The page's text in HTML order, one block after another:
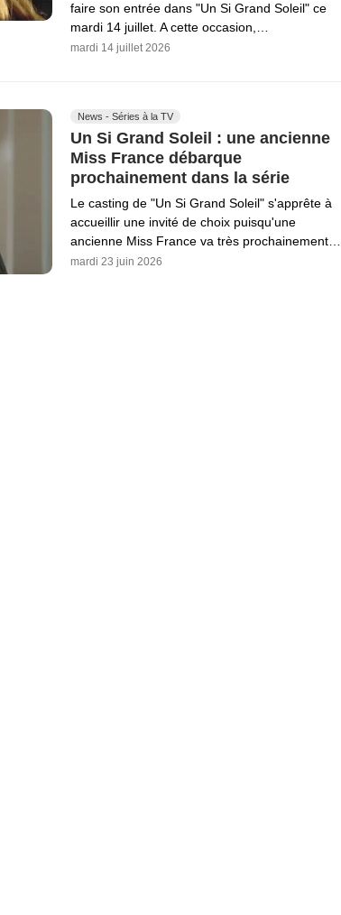
faire son entrée dans "Un Si Grand Soleil" ce
mardi 14 juillet. A cette occasion,…
mardi 14 juillet 2026
News - Séries à la TV
Un Si Grand Soleil : une ancienne
Miss France débarque
prochainement dans la série
Le casting de "Un Si Grand Soleil" s'apprête à
accueillir une invité de choix puisqu'une
ancienne Miss France va très prochainement…
mardi 23 juin 2026